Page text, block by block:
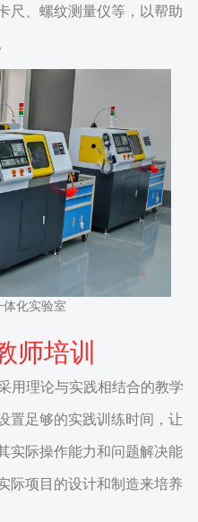
尺、螺纹测量仪等，以帮助
化实验室
师培训
用理论与实践相结合的教学
置足够的实践训练时间，让
实际操作能力和问题解决能
际项目的设计和制造来培养